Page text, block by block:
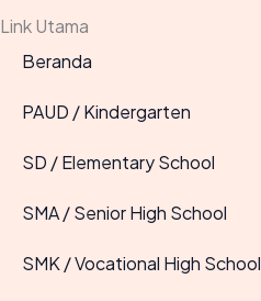
Link Utama
Beranda
PAUD / Kindergarten
SD / Elementary School
SMA / Senior High School
SMK / Vocational High School